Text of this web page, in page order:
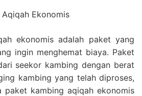
Ekonomis
ekonomis adalah paket yang
ingin menghemat biaya. Paket
seekor kambing dengan berat
kambing yang telah diproses,
paket kambing aqiqah ekonomis